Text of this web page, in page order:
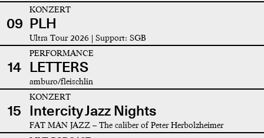
09
KONZERT
PLH
Ultra Tour 2026 | Support: SGB
14
PERFORMANCE
LETTERS
amburo/fleischlin
15
KONZERT
Intercity Jazz Nights
FAT MAN JAZZ – The caliber of Peter Herbolzheimer